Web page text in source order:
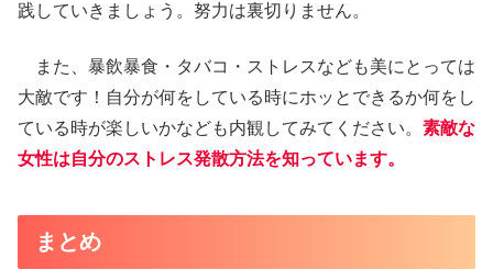
践していきましょう。努力は裏切りません。
また、暴飲暴食・タバコ・ストレスなども美にとっては
大敵です！自分が何をしている時にホッとできるか何をし
ている時が楽しいかなども内観してみてください。 素敵な
女性は自分のストレス発散方法を知っています。
まとめ